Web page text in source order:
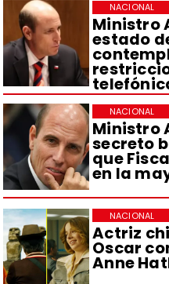
Ministro
estado
NACIONAL
Ministro
secreto
que
en la
NACIONAL
Actriz
Oscar
Anne
NACIONAL